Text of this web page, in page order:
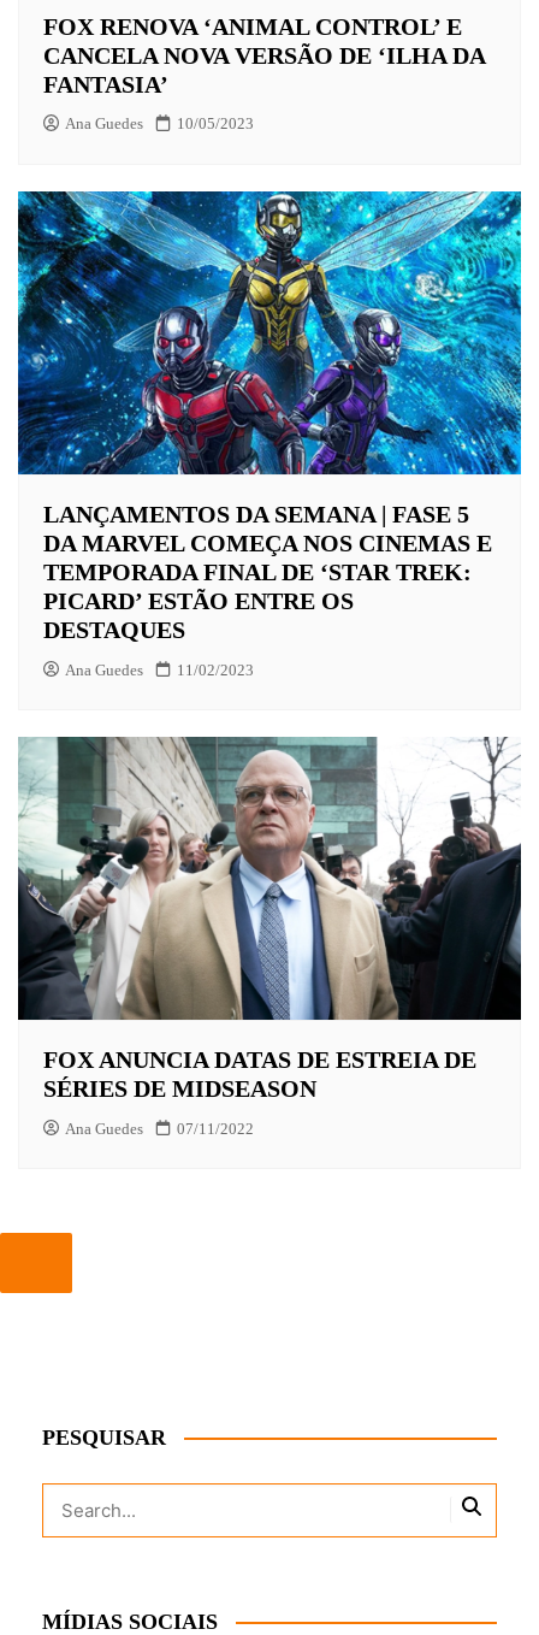
FOX RENOVA ‘ANIMAL CONTROL’ E
CANCELA NOVA VERSÃO DE ‘ILHA DA
FANTASIA’
Ana Guedes 10/05/2023
LANÇAMENTOS DA SEMANA | FASE 5
DA MARVEL COMEÇA NOS CINEMAS E
TEMPORADA FINAL DE ‘STAR TREK:
PICARD’ ESTÃO ENTRE OS
DESTAQUES
Ana Guedes 11/02/2023
FOX ANUNCIA DATAS DE ESTREIA DE
SÉRIES DE MIDSEASON
Ana Guedes 07/11/2022
PESQUISAR
MÍDIAS SOCIAIS